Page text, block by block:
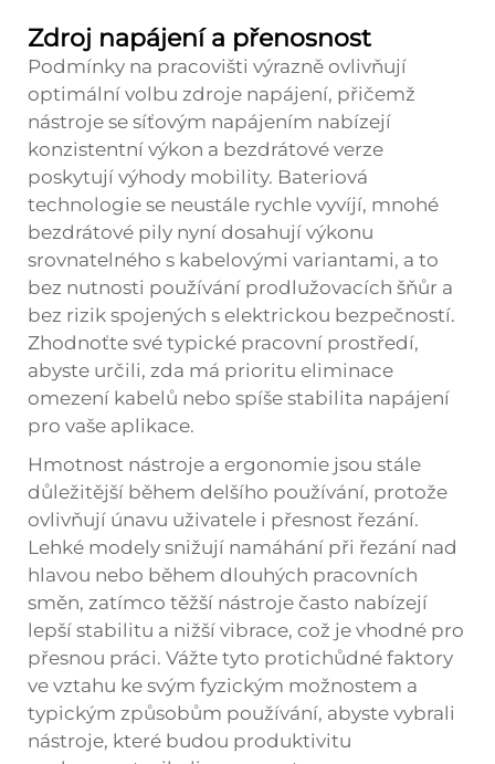
Zdroj napájení a přenosnost
Podmínky na pracovišti výrazně ovlivňují
optimální volbu zdroje napájení, přičemž
nástroje se síťovým napájením nabízejí
konzistentní výkon a bezdrátové verze
poskytují výhody mobility. Bateriová
technologie se neustále rychle vyvíjí, mnohé
bezdrátové pily nyní dosahují výkonu
srovnatelného s kabelovými variantami, a to
bez nutnosti používání prodlužovacích šňůr a
bez rizik spojených s elektrickou bezpečností.
Zhodnoťte své typické pracovní prostředí,
abyste určili, zda má prioritu eliminace
omezení kabelů nebo spíše stabilita napájení
pro vaše aplikace.
Hmotnost nástroje a ergonomie jsou stále
důležitější během delšího používání, protože
ovlivňují únavu uživatele i přesnost řezání.
Lehké modely snižují namáhání při řezání nad
hlavou nebo během dlouhých pracovních
směn, zatímco těžší nástroje často nabízejí
lepší stabilitu a nižší vibrace, což je vhodné pro
přesnou práci. Vážte tyto protichůdné faktory
ve vztahu ke svým fyzickým možnostem a
typickým způsobům používání, abyste vybrali
nástroje, které budou produktivitu